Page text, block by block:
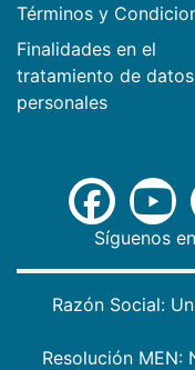
Términos y
Finalidades en el
tratamiento de datos
personales
Síguenos
Razón Social:
Resolución MEN: